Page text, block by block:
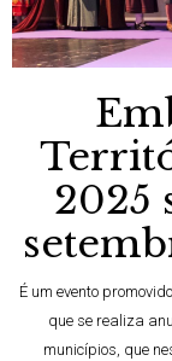
2025
É um evento
que se realiza
municípios, que